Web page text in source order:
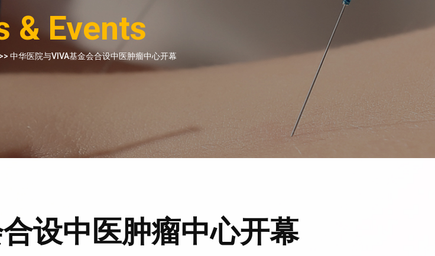
& Events
>> 中华医院与VIVA基金会合设中医肿瘤中心开幕
设中医肿瘤中心开幕